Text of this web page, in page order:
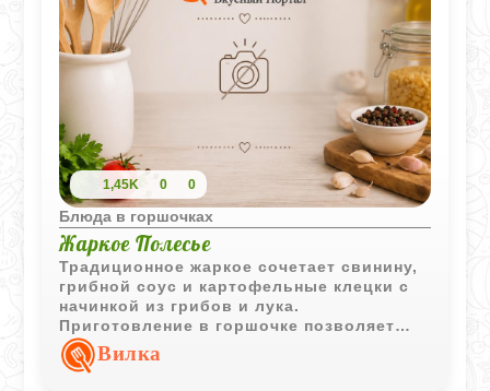
1,45K 0 0
Блюда в горшочках
Жаркое Полесье
Традиционное жаркое сочетает свинину,
грибной соус и картофельные клецки с
начинкой из грибов и лука.
Приготовление в горшочке позволяет
всем вкусам соединиться в одно
насыщенное и сытное блюдо.
Вилка